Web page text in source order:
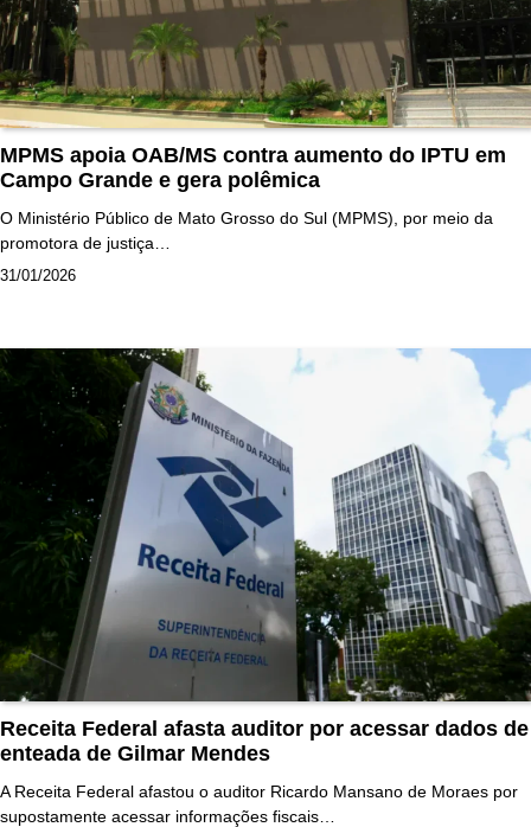
MPMS apoia OAB/MS contra aumento do IPTU em
Campo Grande e gera polêmica
O Ministério Público de Mato Grosso do Sul (MPMS), por meio da
promotora de justiça…
31/01/2026
Receita Federal afasta auditor por acessar dados de
enteada de Gilmar Mendes
A Receita Federal afastou o auditor Ricardo Mansano de Moraes por
supostamente acessar informações fiscais…